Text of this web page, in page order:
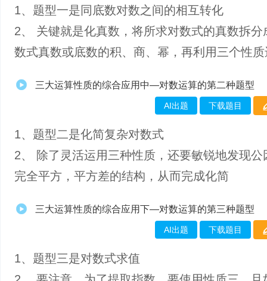
1、题型一是同底数对数之间的相互转化
2、 关键就是化真数，将所求对数式的真数拆分
数式真数或底数的积、商、幂，再利用三个性
三大运算性质的综合应用中—对数运算的第二种题型
AI出题 下载题目
1、​题型二是化简复杂对数式
2、 除了灵活运用三种性质，还要敏锐地发现公
完全平方，平方差的结构，从而完成化简
三大运算性质的综合应用下—对数运算的第三种题型
AI出题 下载题目
1、题型三是对数式求值